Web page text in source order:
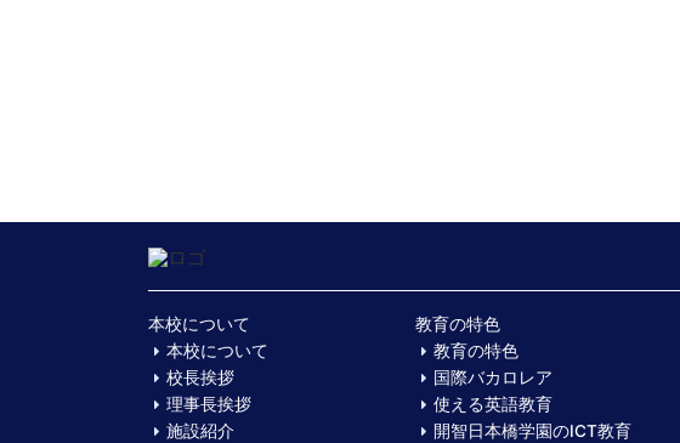
本校について
本校について
校長挨拶
理事長挨拶
施設紹介
教育の特色
教育の特色
国際バカロレア
使える英語教育
開智日本橋学園のICT教育